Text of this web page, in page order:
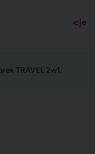
Promocje
TRAVEL 2w1.